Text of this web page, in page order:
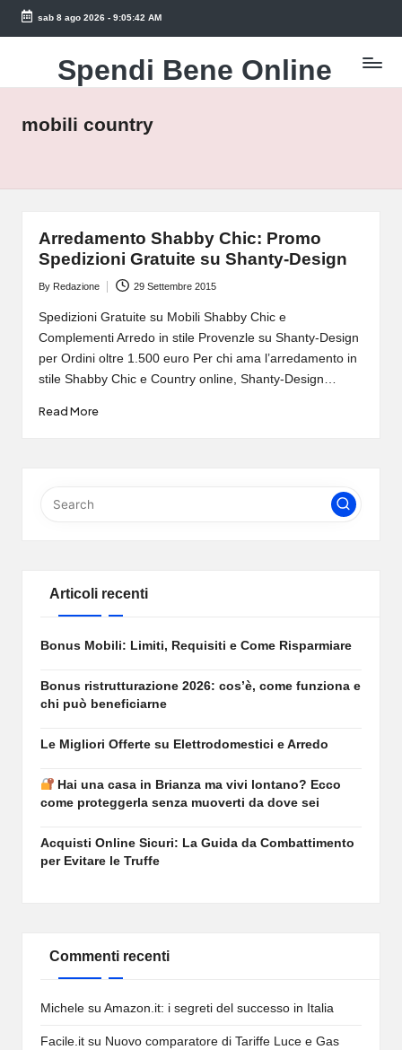
Skip
sab 8 ago 2026- 9:05:42 AM
Spendi Bene Online
Trova
le
Offerte
mobili country
Arredamento Shabby Chic: Promo
Spedizioni Gratuite su Shanty-Design
Posted
by
By Redazione 29 Settembre 2015
Spedizioni Gratuite su Mobili Shabby Chic e
Complementi Arredo in stile Provenzle su Shanty-Design
per Ordini oltre 1.500 euro Per chi ama l’arredamento in
stile Shabby Chic e Country online, Shanty-Design…
Read More
Articoli recenti
Bonus Mobili: Limiti, Requisiti e Come Risparmiare
Bonus ristrutturazione 2026: cos’è, come funziona e
chi può beneficiarne
Le Migliori Offerte su Elettrodomestici e Arredo
Hai una casa in Brianza ma vivi lontano? Ecco
come proteggerla senza muoverti da dove sei
Acquisti Online Sicuri: La Guida da Combattimento
per Evitare le Truffe
Commenti recenti
Michele su Amazon.it: i segreti del successo in Italia
Facile.it su Nuovo comparatore di Tariffe Luce e Gas